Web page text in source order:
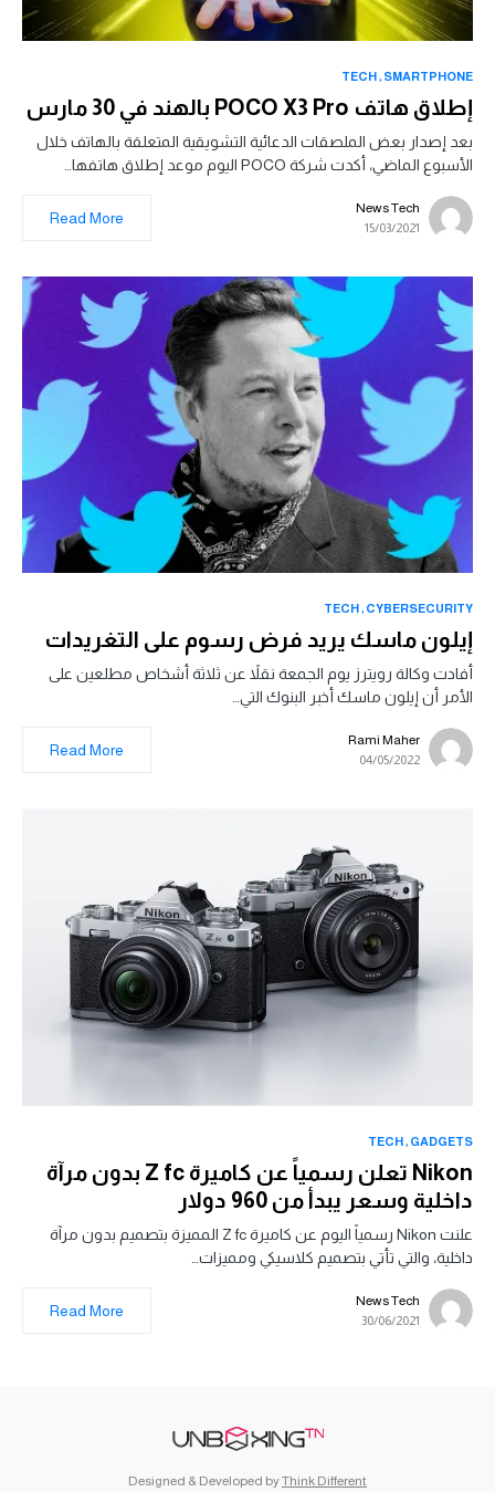
SMARTPHONE
TECH
إطلاق هاتف POCO X3 Pro بالهند في 30 مارس
بعد إصدار بعض الملصقات الدعائية التشويقية المتعلقة بالهاتف خلال
الأسبوع الماضي، أكدت شركة POCO اليوم موعد إطلاق هاتفها…
News Tech
15/03/2021
Read More
CYBERSECURITY
TECH
إيلون ماسك يريد فرض رسوم على التغريدات
أفادت وكالة رويترز يوم الجمعة نقلاً عن ثلاثة أشخاص مطلعين على
الأمر أن إيلون ماسك أخبر البنوك التي…
Rami Maher
04/05/2022
Read More
GADGETS
TECH
Nikon تعلن رسمياً عن كاميرة Z fc بدون مرآة
داخلية وسعر يبدأ من 960 دولار
علنت Nikon رسمياً اليوم عن كاميرة Z fc المميزة بتصميم بدون مرآة
داخلية، والتي تأتي بتصميم كلاسيكي ومميزات…
News Tech
30/06/2021
Read More
Designed & Developed byThink Different